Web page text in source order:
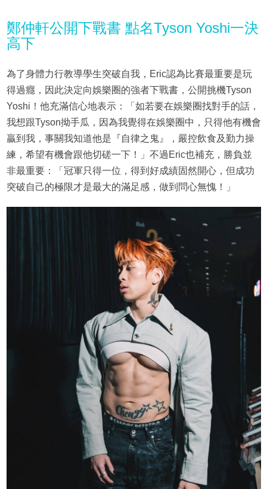
鄭仲軒公開下戰書 點名Tyson Yoshi一決
高下
為了身體力行教導學生突破自我，Eric認為比賽最重要是玩
得過癮，因此決定向娛樂圈的強者下戰書，公開挑機Tyson
Yoshi！他充滿信心地表示：「如若要在娛樂圈找對手的話，
我想跟Tyson拗手瓜，因為我覺得在娛樂圈中，只得他有機會
贏到我，事關我知道他是『自律之鬼』，嚴控飲食及勤力操
練，希望有機會跟他切磋一下！」不過Eric也補充，勝負並
非最重要：「冠軍只得一位，得到好成績固然開心，但成功
突破自己的極限才是最大的滿足感，做到問心無愧！」